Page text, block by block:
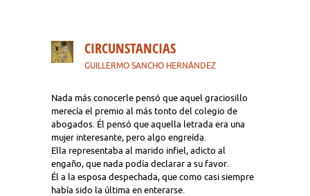
CIRCUNSTANCIAS
GUILLERMO SANCHO HERNÁNDEZ
Nada más conocerle pensó que aquel graciosillo
merecía el premio al más tonto del colegio de
abogados. Él pensó que aquella letrada era una
mujer interesante, pero algo engreída.
Ella representaba al marido infiel, adicto al
engaño, que nada podía declarar a su favor.
Él a la esposa despechada, que como casi siempre
había sido la última en enterarse.